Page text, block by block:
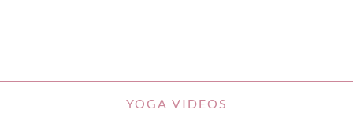
YOGA VIDEOS